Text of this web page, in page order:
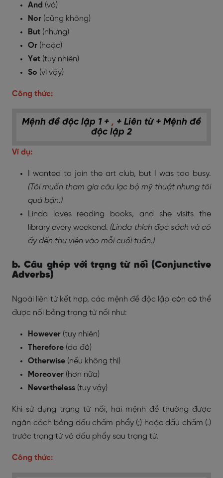
And (và)
Nor (cũng không)
But (nhưng)
Or (hoặc)
Yet (tuy nhiên)
So (vì vậy)
Công thức:
Mệnh đề độc lập 1 + , + Liên từ + Mệnh đề
độc lập 2
Ví dụ:
I wanted to join the art club, but I was too busy.
(Tôi muốn tham gia câu lạc bộ mỹ thuật nhưng tôi
quá bận.)
Linda loves reading books, and she visits the
library every weekend. (Linda thích đọc sách và cô
ấy đến thư viện vào mỗi cuối tuần.)
b. Câu ghép với trạng từ nối (Conjunctive
Adverbs)
Ngoài liên từ kết hợp, các mệnh đề độc lập còn có thể
được nối bằng trạng từ nối như:
However (tuy nhiên)
Therefore (do đó)
Otherwise (nếu không thì)
Moreover (hơn nữa)
Nevertheless (tuy vậy)
Khi sử dụng trạng từ nối, hai mệnh đề thường được
ngăn cách bằng dấu chấm phẩy (;) hoặc dấu chấm (.)
trước trạng từ và dấu phẩy sau trạng từ.
Công thức: